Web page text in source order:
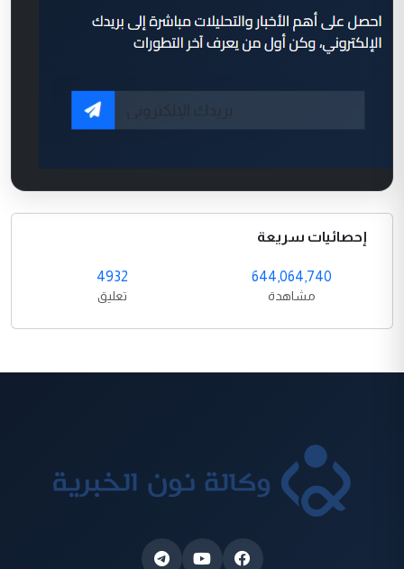
إحصائيات سريعة
644,064,740
مشاهدة
4932
تعليق